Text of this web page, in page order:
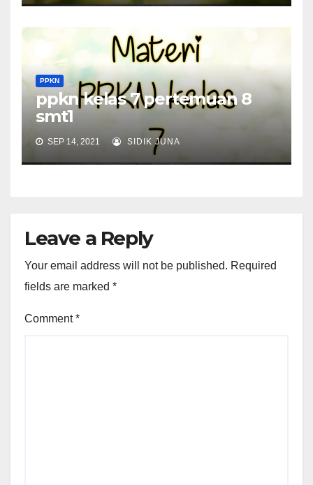
PPKN
ppkn kelas 7 pertemuan 8
smt1
SEP 14, 2021 SIDIK JUNA
Leave a Reply
Your email address will not be published. Required
fields are marked *
Comment*